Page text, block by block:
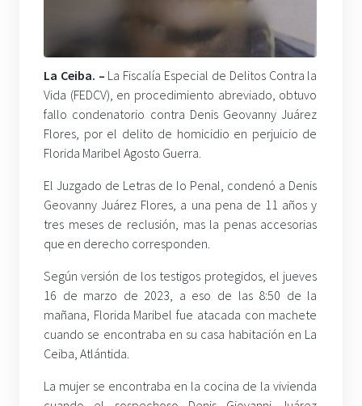
La Ceiba. – La Fiscalía Especial de Delitos Contra la
Vida (FEDCV), en procedimiento abreviado, obtuvo
fallo condenatorio contra Denis Geovanny Juárez
Flores, por el delito de homicidio en perjuicio de
Florida Maribel Agosto Guerra.
El Juzgado de Letras de lo Penal, condenó a Denis
Geovanny Juárez Flores, a una pena de 11 años y
tres meses de reclusión, mas la penas accesorias
que en derecho corresponden.
Según versión de los testigos protegidos, el jueves
16 de marzo de 2023, a eso de las 8:50 de la
mañana, Florida Maribel fue atacada con machete
cuando se encontraba en su casa habitación en La
Ceiba, Atlántida.
La mujer se encontraba en la cocina de la vivienda